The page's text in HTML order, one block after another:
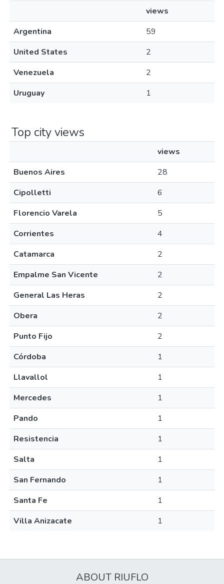
views
Argentina
59
United States
2
Venezuela
2
Uruguay
1
Top city views
views
Buenos Aires
28
Cipolletti
6
Florencio Varela
5
Corrientes
4
Catamarca
2
Empalme San Vicente
2
General Las Heras
2
Obera
2
Punto Fijo
2
Córdoba
1
Llavallol
1
Mercedes
1
Pando
1
Resistencia
1
Salta
1
San Fernando
1
Santa Fe
1
Villa Anizacate
1
ABOUT RIUFLO